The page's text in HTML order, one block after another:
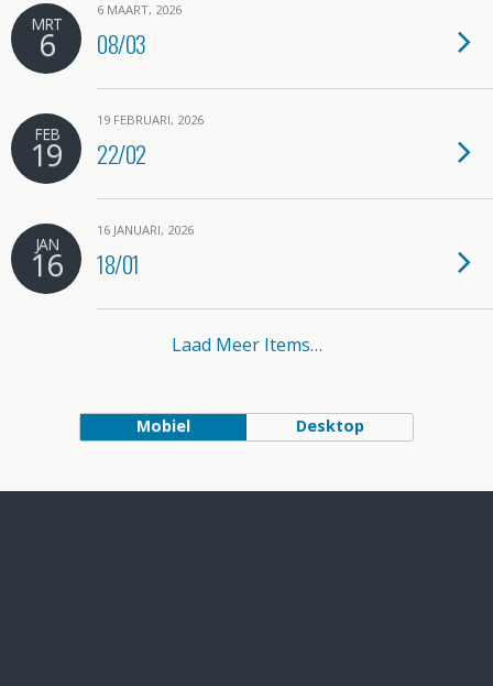
MRT
6
6 MAART, 2026
08/03
FEB
19
19 FEBRUARI, 2026
22/02
JAN
16
16 JANUARI, 2026
18/01
Laad Meer Items…
Mobiel Desktop